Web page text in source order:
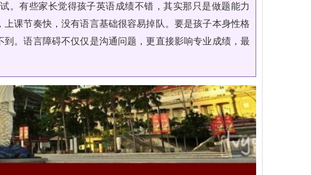
。有些家长觉得孩子英语成绩不错，其实那只是做题能力
课节奏快，没有语言基础很容易掉队。要是孩子本身性格
。语言障碍不仅仅是沟通问题，更直接影响专业成绩，最